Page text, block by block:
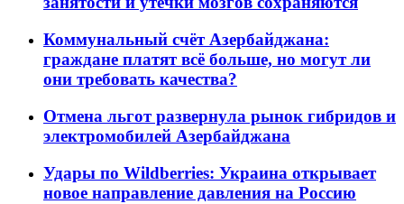
Коммунальный счёт Азербайджана:
граждане платят всё больше, но могут ли
они требовать качества?
Отмена льгот развернула рынок гибридов и
электромобилей Азербайджана
Удары по Wildberries: Украина открывает
новое направление давления на Россию